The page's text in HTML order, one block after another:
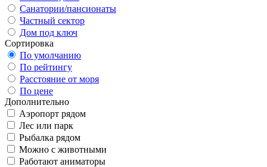
Санатории/пансионаты
Частный сектор
Дом под ключ
Сортировка
По умолчанию
По рейтингу
Расстояние от моря
По цене
Дополнительно
Аэропорт рядом
Лес или парк
Рыбалка рядом
Можно с животными
Работают аниматоры